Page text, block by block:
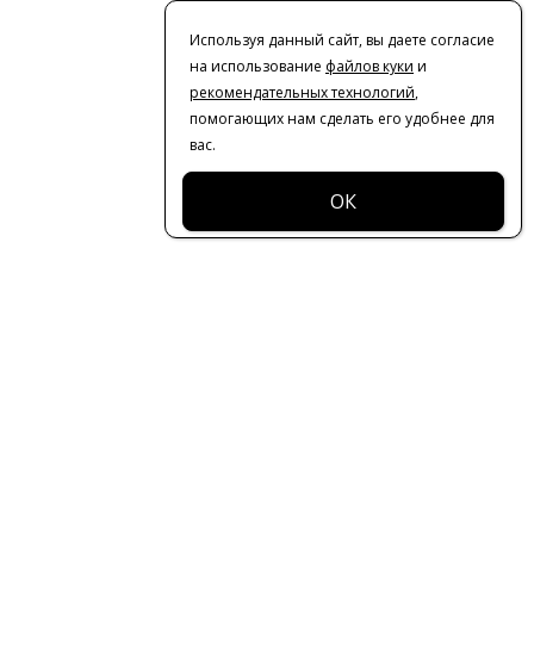
Используя данный сайт, вы даете согласие
на использование файлов куки и
рекомендательных технологий,
помогающих нам сделать его удобнее для
вас.